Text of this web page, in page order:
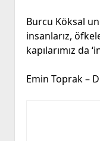
Burcu Köksal
insanlarız,
kapılarımız da
Emin Toprak –